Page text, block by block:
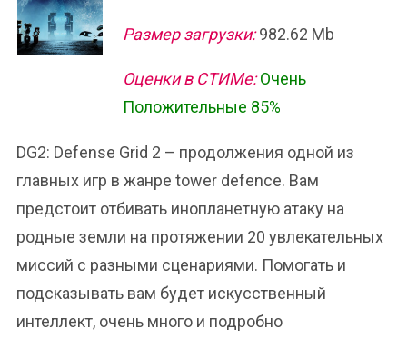
Размер загрузки:982.62 Mb
Оценки в СТИМе: Очень
Положительные 85%
DG2: Defense Grid 2 – продолжения одной из
главных игр в жанре tower defence. Вам
предстоит отбивать инопланетную атаку на
родные земли на протяжении 20 увлекательных
миссий с разными сценариями. Помогать и
подсказывать вам будет искусственный
интеллект, очень много и подробно